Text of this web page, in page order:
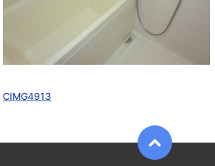
CIMG4913